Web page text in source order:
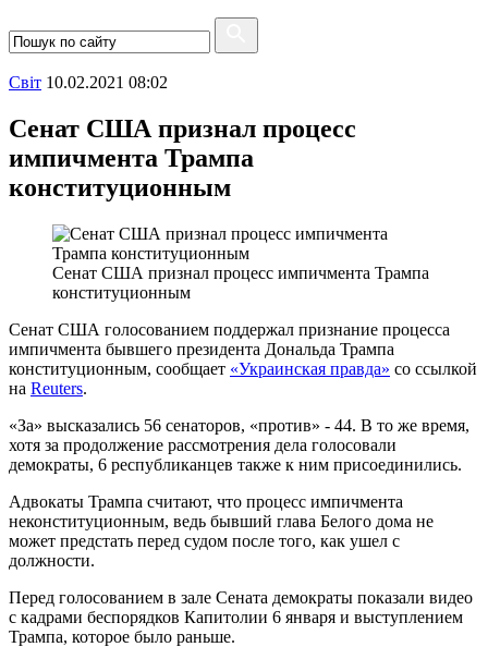
Свiт 10.02.2021 08:02
Сенат США признал процесс
импичмента Трампа
конституционным
Сенат США признал процесс импичмента Трампа
конституционным
Сенат США голосованием поддержал признание процесса
импичмента бывшего президента Дональда Трампа
конституционным, сообщает «Украинская правда» со ссылкой
на Reuters.
«За» высказались 56 сенаторов, «против» - 44. В то же время,
хотя за продолжение рассмотрения дела голосовали
демократы, 6 республиканцев также к ним присоединились.
Адвокаты Трампа считают, что процесс импичмента
неконституционным, ведь бывший глава Белого дома не
может предстать перед судом после того, как ушел с
должности.
Перед голосованием в зале Сената демократы показали видео
с кадрами беспорядков Капитолии 6 января и выступлением
Трампа, которое было раньше.